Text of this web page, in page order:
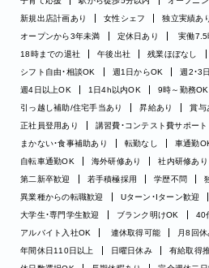
新規出店計画あり
女性シェフ 独立実績あ
オープンから3年未満
定休日あり 実働7.5
18時までの退社
午後出社 残業ほぼなし
シフト自由・相談OK
週1日からOK
週2・3
週4日以上OK
1日4h以内OK 9時～勤務OK
引っ越し補助/住宅手当あり
昇給あり 賞与
正社員登用あり
講習費・コンテスト費サポート
まかない・食事補助あり
転勤なし 車通勤
自転車通勤OK
海外研修あり 社内研修あり
第二新卒歓迎
若手積極採用 学歴不問
異業種からの転職歓迎
Uターン・Iターン歓迎
大学生・専門学生歓迎
ブランク明けOK
40
アルバイト入社OK
連休取得可能 月8回休
年間休日110日以上
日曜日休み 有給取得